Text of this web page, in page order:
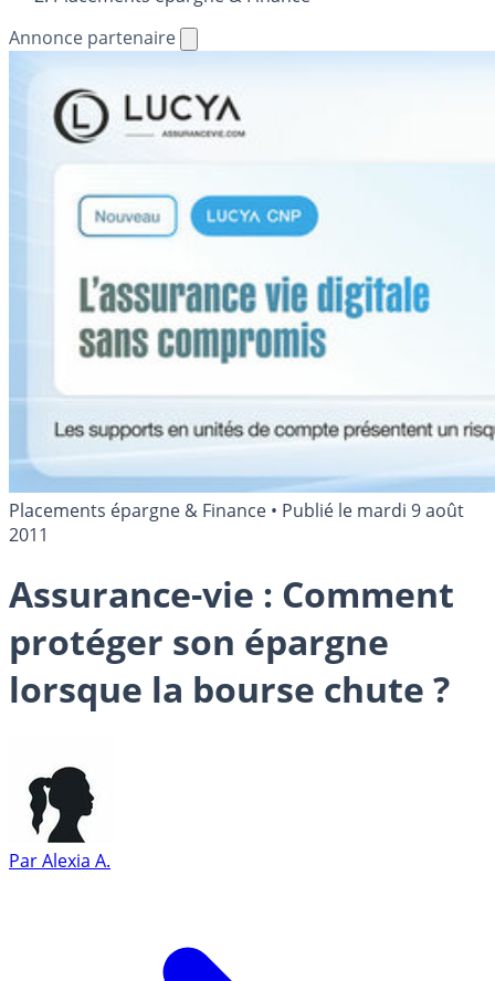
Annonce partenaire
Placements épargne & Finance • Publié le mardi 9 août
2011
Assurance-vie : Comment
protéger son épargne
lorsque la bourse chute ?
ParAlexia A.